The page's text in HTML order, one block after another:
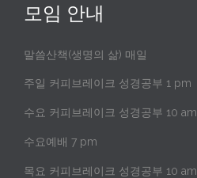
모임 안내
말씀산책(생명의 삶) 매일
주일 커피브레이크 성경공부 1 pm
수요 커피브레이크 성경공부 10 am
수요예배 7 pm
목요 커피브레이크 성경공부 10 am